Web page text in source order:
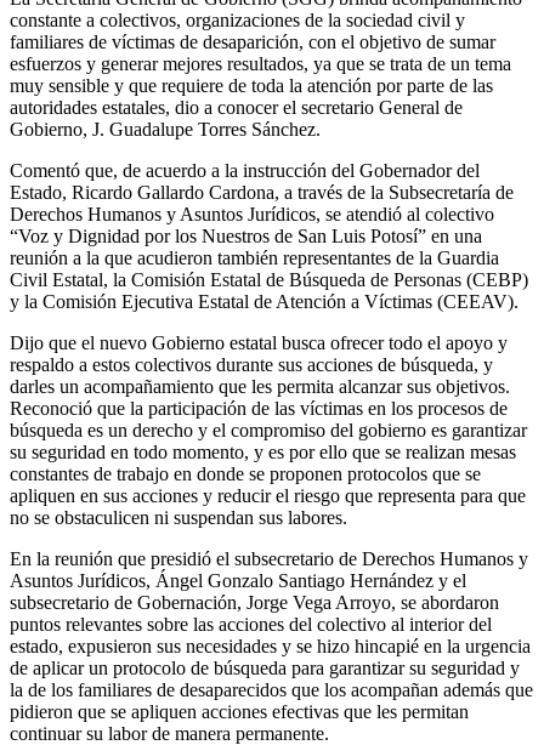
constante a colectivos, organizaciones de la sociedad civil y
familiares de víctimas de desaparición, con el objetivo de sumar
esfuerzos y generar mejores resultados, ya que se trata de un tema
muy sensible y que requiere de toda la atención por parte de las
autoridades estatales, dio a conocer el secretario General de
Gobierno, J. Guadalupe Torres Sánchez.
Comentó que, de acuerdo a la instrucción del Gobernador del
Estado, Ricardo Gallardo Cardona, a través de la Subsecretaría de
Derechos Humanos y Asuntos Jurídicos, se atendió al colectivo
“Voz y Dignidad por los Nuestros de San Luis Potosí” en una
reunión a la que acudieron también representantes de la Guardia
Civil Estatal, la Comisión Estatal de Búsqueda de Personas (CEBP)
y la Comisión Ejecutiva Estatal de Atención a Víctimas (CEEAV).
Dijo que el nuevo Gobierno estatal busca ofrecer todo el apoyo y
respaldo a estos colectivos durante sus acciones de búsqueda, y
darles un acompañamiento que les permita alcanzar sus objetivos.
Reconoció que la participación de las víctimas en los procesos de
búsqueda es un derecho y el compromiso del gobierno es garantizar
su seguridad en todo momento, y es por ello que se realizan mesas
constantes de trabajo en donde se proponen protocolos que se
apliquen en sus acciones y reducir el riesgo que representa para que
no se obstaculicen ni suspendan sus labores.
En la reunión que presidió el subsecretario de Derechos Humanos y
Asuntos Jurídicos, Ángel Gonzalo Santiago Hernández y el
subsecretario de Gobernación, Jorge Vega Arroyo, se abordaron
puntos relevantes sobre las acciones del colectivo al interior del
estado, expusieron sus necesidades y se hizo hincapié en la urgencia
de aplicar un protocolo de búsqueda para garantizar su seguridad y
la de los familiares de desaparecidos que los acompañan además que
pidieron que se apliquen acciones efectivas que les permitan
continuar su labor de manera permanente.